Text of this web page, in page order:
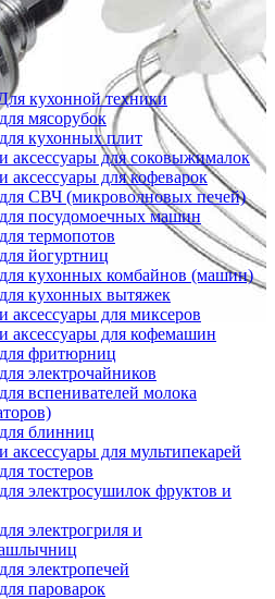
кухонной техники
мясорубок
кухонных плит
аксессуары для соковыжималок
аксессуары для кофеварок
СВЧ (микроволновых печей)
посудомоечных машин
термопотов
йогуртниц
кухонных комбайнов (машин)
кухонных вытяжек
аксессуары для миксеров
аксессуары для кофемашин
фритюрниц
электрочайников
вспенивателей молока
блинниц
аксессуары для мультипекарей
тостеров
электросушилок фруктов и
электрогриля и
электропечей
пароварок